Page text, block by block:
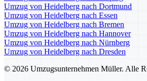
Umzug von Heidelberg nach Dortmund
Umzug von Heidelberg nach Essen
Umzug von Heidelberg nach Bremen
Umzug von Heidelberg nach Hannover
Umzug von Heidelberg nach Nürnberg
Umzug von Heidelberg nach Dresden
© 2026 Umzugsunternehmen Müller. Alle